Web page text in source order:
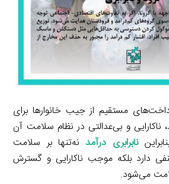
مستقیم از جیب خانوارها برای
ناکارایی و بی‌عدالتی در نظام سلامت آن
نابرابری درآمدنه‌تنها بر سلامت
دارد بلکه موجب ناکارایی و گسترش
می‌شود.